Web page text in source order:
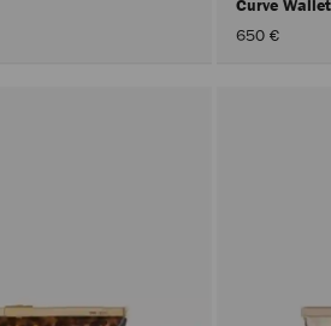
650 €